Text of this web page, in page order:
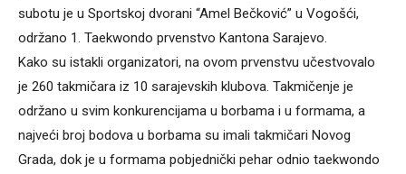
subotu je u Sportskoj dvorani “Amel Bečković” u Vogošći,
održano 1. Taekwondo prvenstvo Kantona Sarajevo.
Kako su istakli organizatori, na ovom prvenstvu učestvovalo
je 260 takmičara iz 10 sarajevskih klubova. Takmičenje je
održano u svim konkurencijama u borbama i u formama, a
najveći broj bodova u borbama su imali takmičari Novog
Grada, dok je u formama pobjednički pehar odnio taekwondo